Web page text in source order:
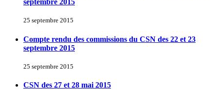
septembre 2015
25 septembre 2015
Compte rendu des commissions du CSN des 22 et 23
septembre 2015
25 septembre 2015
CSN des 27 et 28 mai 2015